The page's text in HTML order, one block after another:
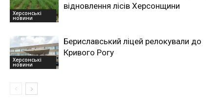
Херсонські
новини
відновлення лісів Херсонщини
Херсонські
новини
Бериславський ліцей релокували до
Кривого Рогу